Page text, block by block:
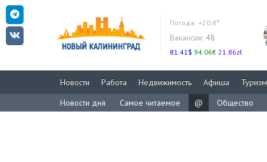
Погода: +20.8°
Вакансии: 48
81.41$ 94.06€ 21.86zł
Новости Работа Недвижимость Афиша Туризм
Новости дня
Самое читаемое @ Общество